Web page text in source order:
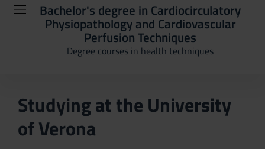
Bachelor's degree in Cardiocirculatory
Physiopathology and Cardiovascular
Perfusion Techniques
Degree courses in health techniques
Studying at the University
of Verona